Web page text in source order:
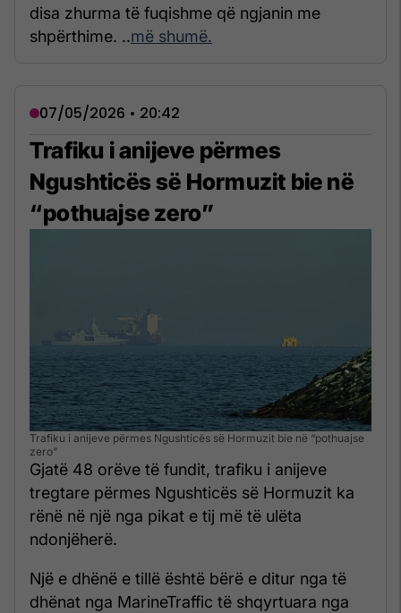
disa zhurma të fuqishme që ngjanin me
shpërthime. ..më shumë.
07/05/2026 • 20:42
Trafiku i anijeve përmes
Ngushticës së Hormuzit bie në
“pothuajse zero”
Trafiku i anijeve përmes Ngushticës së Hormuzit bie në “pothuajse
zero”
Gjatë 48 orëve të fundit, trafiku i anijeve
tregtare përmes Ngushticës së Hormuzit ka
rënë në një nga pikat e tij më të ulëta
ndonjëherë.
Një e dhënë e tillë është bërë e ditur nga të
dhënat nga MarineTraffic të shqyrtuara nga